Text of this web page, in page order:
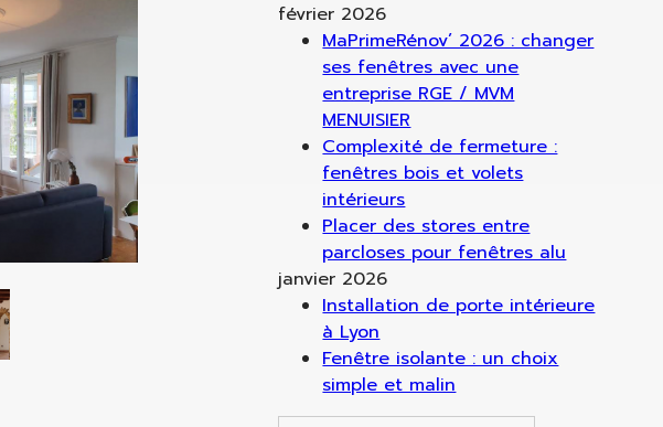
février 2026
MaPrimeRénov’ 2026 : changer
ses fenêtres avec une
entreprise RGE / MVM
MENUISIER
Complexité de fermeture :
fenêtres bois et volets
intérieurs
Placer des stores entre
parcloses pour fenêtres alu
janvier 2026
Installation de porte intérieure
à Lyon
Fenêtre isolante : un choix
simple et malin